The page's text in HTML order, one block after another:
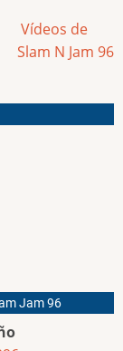
Vídeos de
Slam N Jam 96
Jam 96